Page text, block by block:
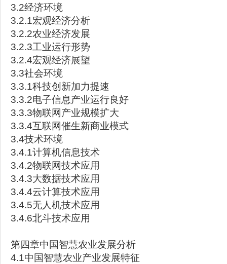
3.2经济环境
3.2.1宏观经济分析
3.2.2农业经济发展
3.2.3工业运行形势
3.2.4宏观经济展望
3.3社会环境
3.3.1科技创新加力提速
3.3.2电子信息产业运行良好
3.3.3物联网产业规模扩大
3.3.4互联网催生新商业模式
3.4技术环境
3.4.1计算机信息技术
3.4.2物联网技术应用
3.4.3大数据技术应用
3.4.4云计算技术应用
3.4.5无人机技术应用
3.4.6北斗技术应用
第四章中国智慧农业发展分析
4.1中国智慧农业产业发展特征